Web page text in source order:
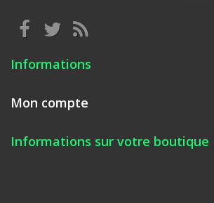
Informations
Mon compte
Informations sur votre boutique